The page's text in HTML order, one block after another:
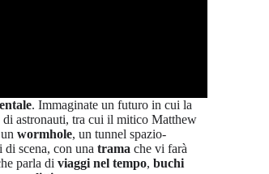
. Immaginate un futuro in cui la
astronauti, tra cui il mitico Matthew
wormhole, un tunnel spazio-
scena, con una trama che vi farà
parla di viaggi nel tempo, buchi